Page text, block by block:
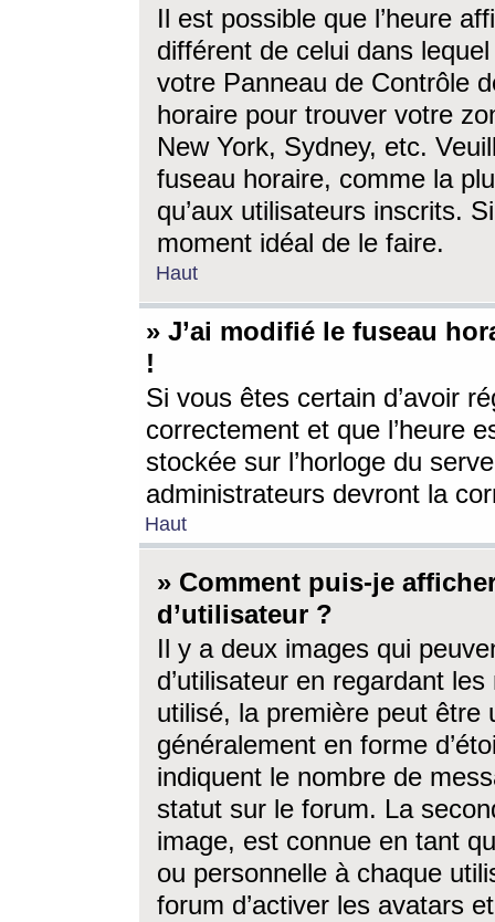
Il est possible que l’heure
différent de celui dans
votre Panneau de Contrôle
horaire pour trouver votre
New York, Sydney, etc.
fuseau horaire, comme la
qu’aux utilisateurs inscrits.
moment idéal de le faire.
Haut
» J’ai modifié le fuseau
!
Si vous êtes certain d’avoir
correctement et que l’heure
stockée sur l’horloge du
administrateurs devront la
Haut
» Comment puis-je
d’utilisateur ?
Il y a deux images qui
d’utilisateur en regardant
utilisé, la première peut être
généralement en forme
indiquent le nombre de
statut sur le forum. La
image, est connue en tant
ou personnelle à chaque
forum d’activer les avatars